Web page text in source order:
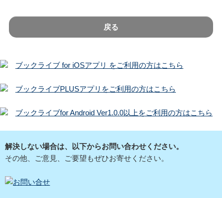
戻る
ブックライブ for iOSアプリ をご利用の方はこちら
ブックライブPLUSアプリをご利用の方はこちら
ブックライブfor Android Ver1.0.0以上をご利用の方はこちら
解決しない場合は、以下からお問い合わせください。
その他、ご意見、ご要望もぜひお寄せください。